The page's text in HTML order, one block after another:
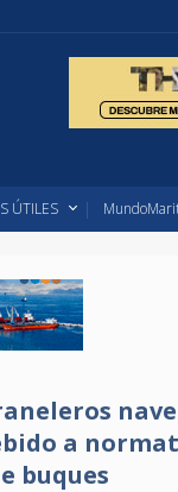
ÚTILES
a
buques